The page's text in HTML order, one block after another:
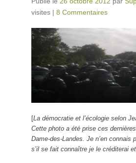
visites | 8 Commentaires
[La démocratie et l’écologie selon
Cette photo a été prise ces
Dame-des-Landes. Je n’en connais
s’il se fait connaître je le créditerai